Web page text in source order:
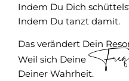
Indem Du Dich
Indem Du tanzt damit.
Das verändert Dein
Weil sich Deine
Deiner Wahrheit.